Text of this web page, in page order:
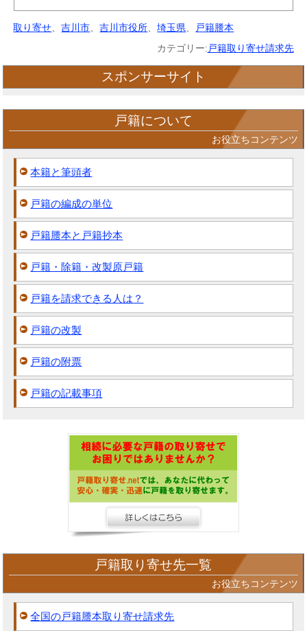
取り寄せ 、吉川市 、吉川市役所 、埼玉県
戸籍謄本
カテゴリー: 戸籍取り寄せ請求先
スポンサーサイト
戸籍について
お役立ちコンテンツ
本籍と筆頭者
戸籍の編成の単位
戸籍謄本と戸籍抄本
戸籍・除籍・改製原戸籍
戸籍を請求できる人は？
戸籍の改製
戸籍の附票
戸籍の記載事項
戸籍取り寄せ先一覧
お役立ちコンテンツ
全国の戸籍謄本取り寄せ請求先